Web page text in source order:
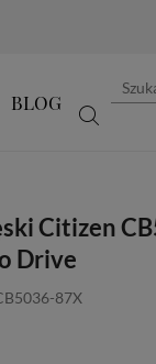
BLOG
Citizen
Drive
87X